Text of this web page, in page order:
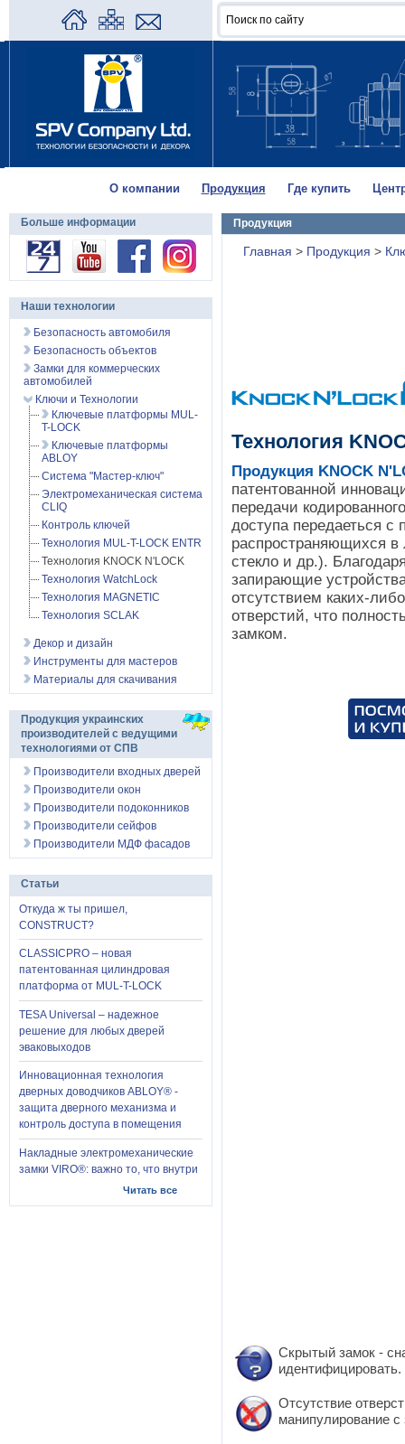
О компании Продукция Где купить
Продукция
Главная > Продукция >
Технология
Продукция KNOCK
патентованной
передачи
доступа передаеться с
распространяющихся
стекло и др.).
запирающие
отсутствием каких-
отверстий, что
замком.
Скрытый замок -
идентифицировать.
Отсутствие
манипулирование с
Больше информации
Наши технологии
Безопасность автомобиля
Безопасность объектов
Замки для коммерческих
автомобилей
Ключи и Технологии
Ключевые платформы MUL-
T-LOCK
Ключевые платформы
ABLOY
Система "Мастер-ключ"
Электромеханическая система
CLIQ
Контроль ключей
Технология MUL-T-LOCK ENTR
Технология KNOCK N'LOCK
Технология WatchLock
Технология MAGNETIC
Технология SCLAK
Декор и дизайн
Инструменты для мастеров
Материалы для скачивания
Продукция украинских
производителей с ведущими
технологиями от СПВ
Производители входных дверей
Производители окон
Производители подоконников
Производители сейфов
Производители МДФ фасадов
Статьи
Откуда ж ты пришел,
CONSTRUCT?
CLASSICPRO – новая
патентованная цилиндровая
платформа от MUL-T-LOCK
TESA Universal – надежное
решение для любых дверей
эваковыходов
Инновационная технология
дверных доводчиков ABLOY® -
защита дверного механизма и
контроль доступа в помещения
Накладные электромеханические
замки VIRO®: важно то, что внутри
Читать все